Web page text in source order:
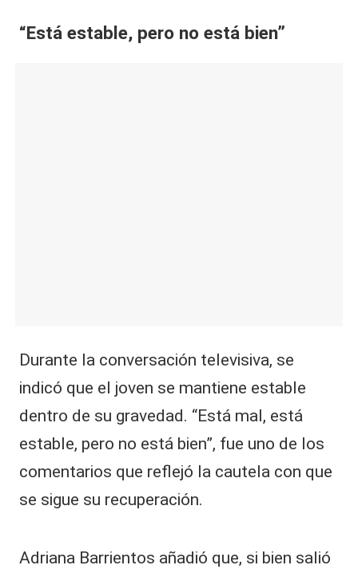
“Está estable, pero no está bien”
Durante la conversación televisiva, se
indicó que el joven se mantiene estable
dentro de su gravedad. “Está mal, está
estable, pero no está bien”, fue uno de los
comentarios que reflejó la cautela con que
se sigue su recuperación.
Adriana Barrientos añadió que, si bien salió